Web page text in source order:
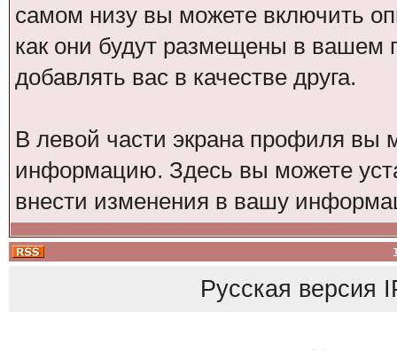
самом низу вы можете включить
как они будут размещены в вашем
добавлять вас в качестве друга.
В левой части экрана профиля вы
информацию. Здесь вы можете
внести изменения в вашу
Русская версия